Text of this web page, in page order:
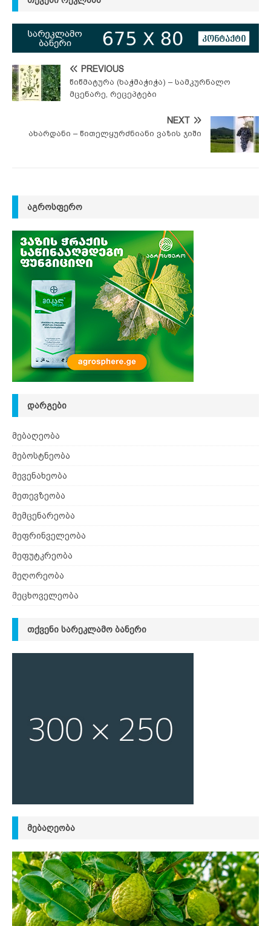
PREVIOUS
წიწმატურა (ხაჭმაჭიჭა) – სამკურნალო
მცენარე, რეცეპტები
NEXT
ახარდანი – წითელყურძნიანი ვაზის ჯიში
ᲐᲒᲠᲝᲡᲤᲔᲠᲝ
ᲓᲐᲠᲒᲔᲑᲘ
მებაღეობა
მებოსტნეობა
მევენახეობა
მეთევზეობა
მემცენარეობა
მეფრინველეობა
მეფუტკრეობა
მეღორეობა
მეცხოველეობა
ᲗᲥᲕᲔᲜᲘ ᲡᲐᲠᲔᲙᲚᲐᲛᲝ ᲑᲐᲜᲔᲠᲘ
ᲛᲔᲑᲐᲦᲔᲝᲑᲐ